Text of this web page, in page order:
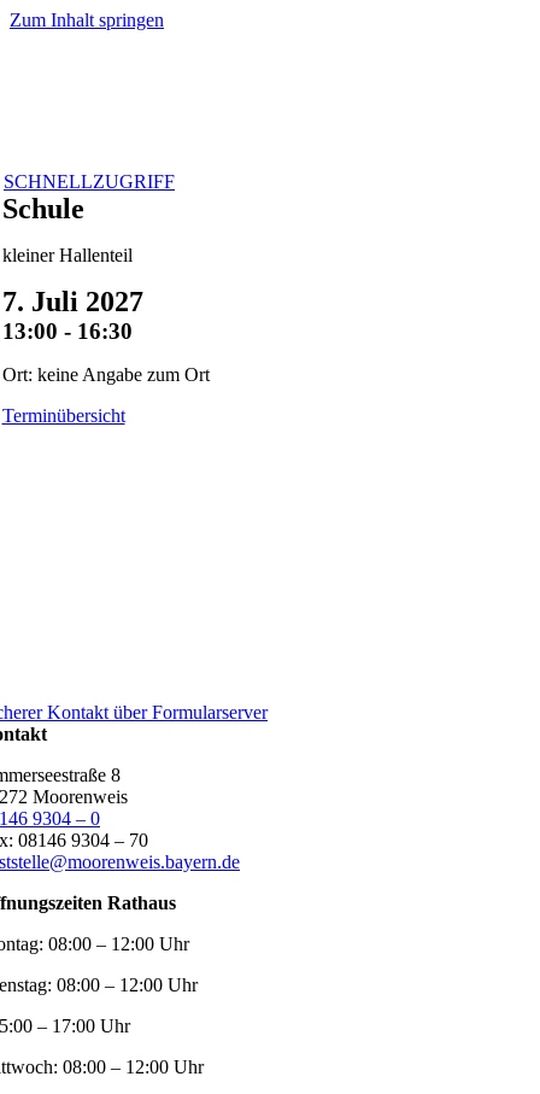
Zum Inhalt springen
SCHNELLZUGRIFF
Schule
kleiner Hallenteil
7. Juli 2027
13:00 - 16:30
Ort: keine Angabe zum Ort
Terminübersicht
Kontakt über Formularserver
8
Moorenweis
9304 – 0
08146 9304 – 70
Rathaus
08:00 – 12:00 Uhr
08:00 – 12:00 Uhr
– 17:00 Uhr
08:00 – 12:00 Uhr